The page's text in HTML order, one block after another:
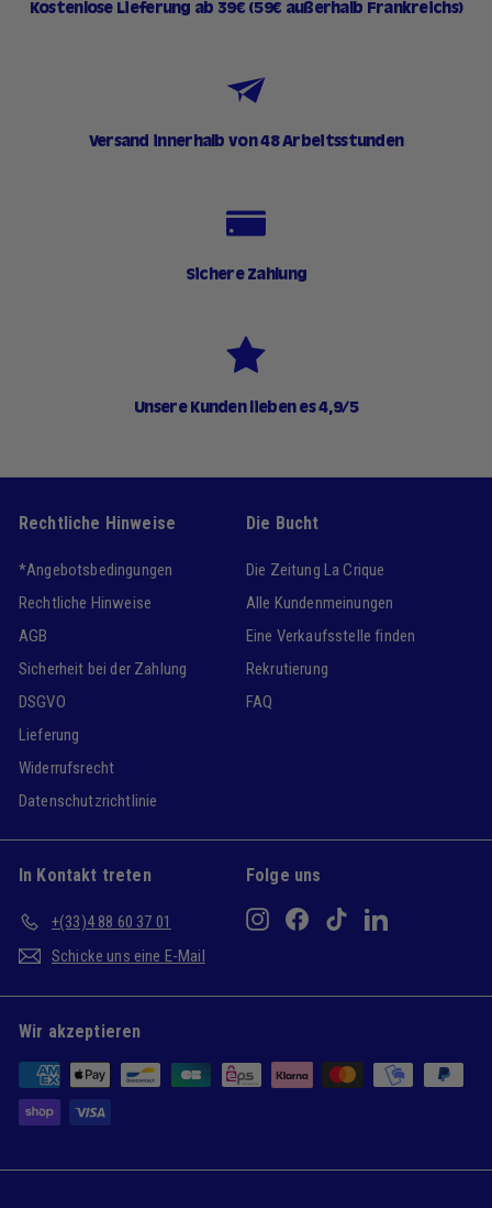
Kostenlose Lieferung ab 39€ (59€ außerhalb Frankreichs)
Versand innerhalb von 48 Arbeitsstunden
Sichere Zahlung
Unsere Kunden lieben es 4,9/5
Rechtliche Hinweise
*Angebotsbedingungen
Rechtliche Hinweise
AGB
Sicherheit bei der Zahlung
DSGVO
Lieferung
Widerrufsrecht
Datenschutzrichtlinie
Die Bucht
Die Zeitung La Crique
Alle Kundenmeinungen
Eine Verkaufsstelle finden
Rekrutierung
FAQ
In Kontakt treten
+(33)4 88 60 37 01
Schicke uns eine E-Mail
Folge uns
InstagramFacebookTikTokLinkedIn
Wir akzeptieren